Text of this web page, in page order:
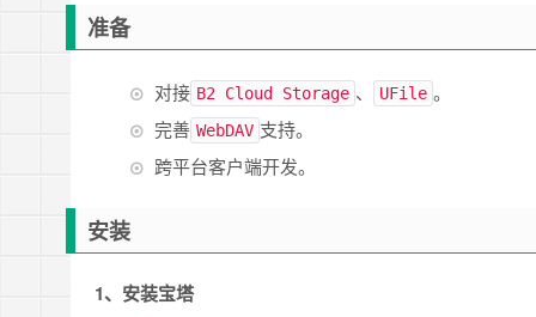
准备
对接 B2 Cloud Storage 、 UFile 。
完善 WebDAV 支持。
跨平台客户端开发。
安装
1、安装宝塔